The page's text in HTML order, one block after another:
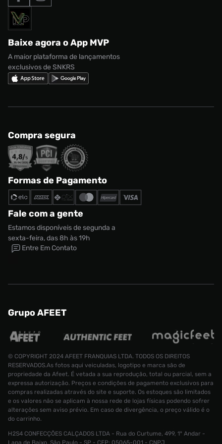
Meia New Balance Kit 3 Cano Longo Unissex
Acessórios
Marcas
adidas Adi2000
adidas Campus
Nike Shox
Termos de uso
Política de privacidade
Regulamento CRM/ CASHBACK
Regulamento Cupom
Formas de Pagamento
Solicite seus dados
Baixe agora o App MVP
A maior plataforma de lançamentos
exclusivos de SNKRS
Compra segura
Formas de Pagamento
Fale com a gente
Estamos disponíveis de segunda a
sexta-feira, das 8h às 19h
Entre Em Contato
Grupo AFEET
© COPYRIGHT 2024 AFEET FRANQUIAS LTDA. TODOS OS DIREITOS
RESERVADOS.As fotos aqui veiculadas, logotipo e marca são de
propriedade da Afeet. É vetada a sua reprodução, total ou parcial, sem a
expressa autorização. Preços e condições de pagamento exclusivos para
compras realizadas através do site e suporte. Os estoques são limitados
e os valores não se aplicam à nossa rede de lojas físicas podendo sofrer
alterações sem aviso prévio. Em caso de divergência, o preço válido é o
do carrinho.
H2S4 CONFECÇÕES CALÇADOS LTDA - Rua do Curtume, 499, 1° Andar -
Lapa de Baixo, São Paulo - SP - CEP: 05065-001 - CNPJ